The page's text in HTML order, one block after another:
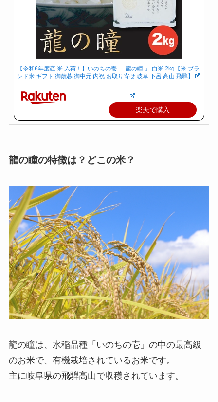
【令和6年度産 米 入荷！】いのちの壱 「 龍の瞳 」 白米 2kg【米 ブラ
ンド米 ギフト 御歳暮 御中元 内祝 お取り寄せ 岐阜 下呂 高山 飛騨】
楽天で購入
龍の瞳の特徴は？どこの米？
龍の瞳は、水稲品種「いのちの壱」の中の最高級
のお米で、有機栽培されているお米です。
主に岐阜県の飛騨高山で収穫されています。